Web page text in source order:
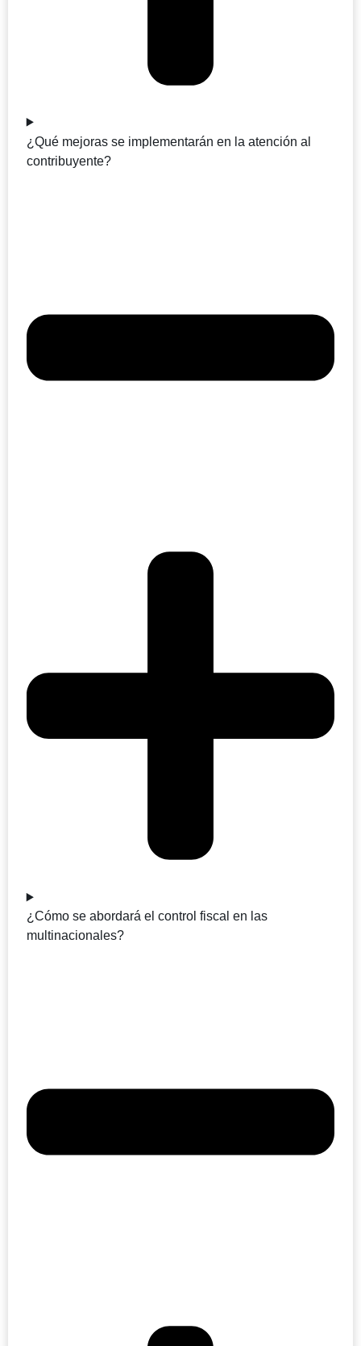
¿Qué mejoras se implementarán en la atención al
contribuyente?
¿Cómo se abordará el control fiscal en las
multinacionales?